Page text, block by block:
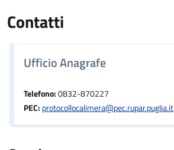
Contatti
Ufficio Anagrafe
Telefono:0832-870227
PEC: protocollocalimera@pec.rupar.puglia.it